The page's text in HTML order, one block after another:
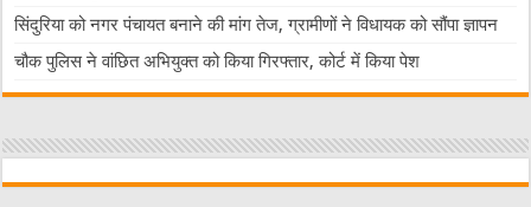
सिंदुरिया को नगर पंचायत बनाने की मांग तेज, ग्रामीणों ने विधायक को सौंपा ज्ञापन
चौक पुलिस ने वांछित अभियुक्त को किया गिरफ्तार, कोर्ट में किया पेश